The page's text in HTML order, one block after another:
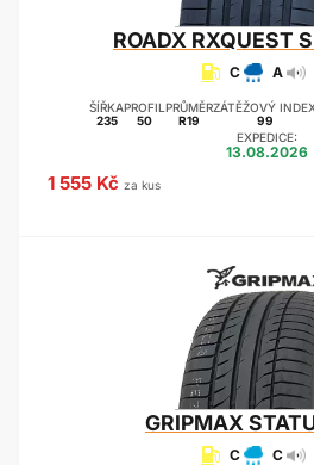
ROADX RXQUEST
C A
ŠÍŘKA
235
PROFIL
50
PRŮMĚR
R19
ZÁTĚŽOVÝ INDEX
99
EXPEDICE:
13.08.2026
1 555 Kč za kus
GRIPMAX
C C